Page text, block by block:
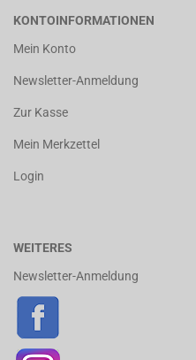
KONTOINFORMATIONEN
Mein Konto
Newsletter-Anmeldung
Zur Kasse
Mein Merkzettel
Login
WEITERES
Newsletter-Anmeldung